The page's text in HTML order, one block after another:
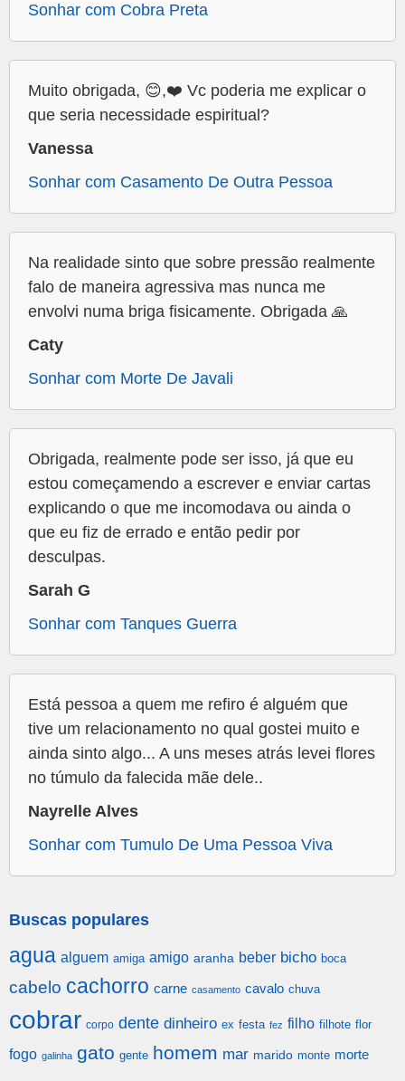
Sonhar com Cobra Preta
Muito obrigada, 😊,❤️ Vc poderia me explicar o
que seria necessidade espiritual?
Vanessa
Sonhar com Casamento De Outra Pessoa
Na realidade sinto que sobre pressão realmente
falo de maneira agressiva mas nunca me
envolvi numa briga fisicamente. Obrigada 🙏
Caty
Sonhar com Morte De Javali
Obrigada, realmente pode ser isso, já que eu
estou começamendo a escrever e enviar cartas
explicando o que me incomodava ou ainda o
que eu fiz de errado e então pedir por
desculpas.
Sarah G
Sonhar com Tanques Guerra
Está pessoa a quem me refiro é alguém que
tive um relacionamento no qual gostei muito e
ainda sinto algo... A uns meses atrás levei flores
no túmulo da falecida mãe dele..
Nayrelle Alves
Sonhar com Tumulo De Uma Pessoa Viva
Buscas populares
agua alguem amiga amigo aranha beber bicho boca
cabelo cachorro carne casamento cavalo chuva
cobrar corpo dente dinheiro ex festa fez filho filhote flor
fogo galinha gato gente homem mar marido monte morte